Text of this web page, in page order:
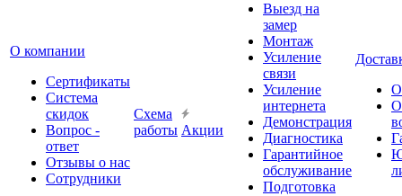
О компании
Сертификаты
Система
скидок
Вопрос -
ответ
Отзывы о нас
Сотрудники
Схема
работы Акции
Выезд на
замер
Монтаж
Усиление
связи
Усиление
интернета
Демонстрация
Диагностика
Гарантийное
обслуживание
Подготовка